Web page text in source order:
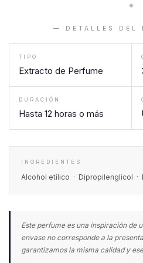
◆
— DETALLES DEL
TIPO
Extracto de Perfume
DURACIÓN
Hasta 12 horas o más
INGREDIENTES
Alcohol etílico · Dipropilenglicol ·
Este perfume es una inspiración de
envase no corresponde a la
garantizamos la misma calidad y